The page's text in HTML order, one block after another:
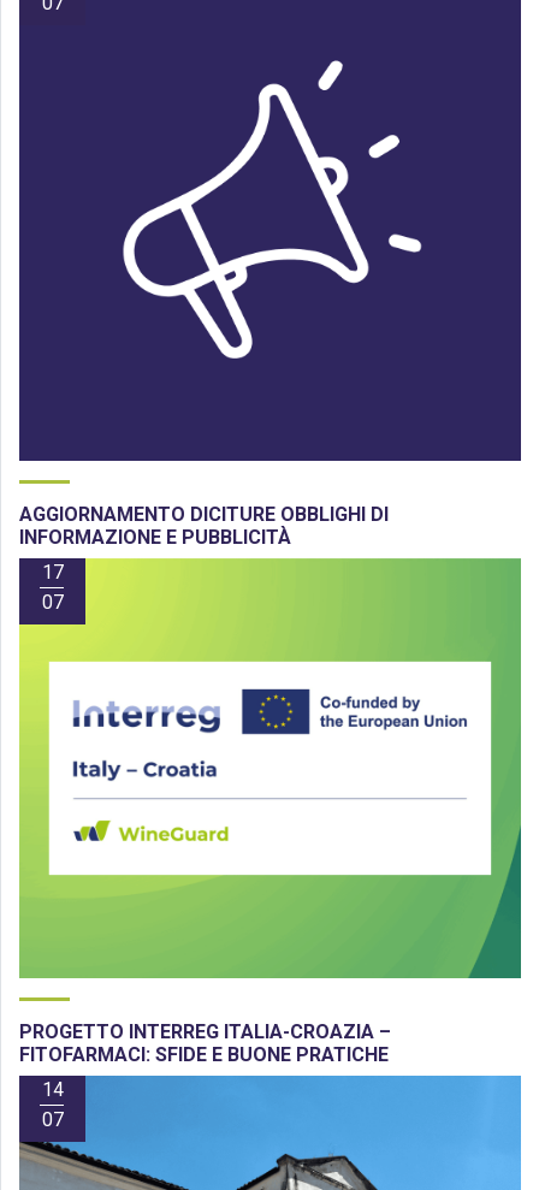
AGGIORNAMENTO DICITURE OBBLIGHI DI
INFORMAZIONE E PUBBLICITÀ
17
07
PROGETTO INTERREG ITALIA-CROAZIA –
FITOFARMACI: SFIDE E BUONE PRATICHE
14
07